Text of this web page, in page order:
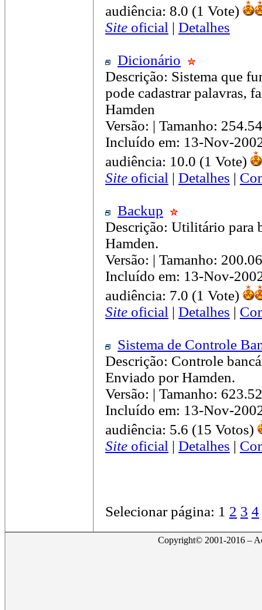
audiência: 8.0 (1 Vote)
Site oficial | Detalhes
Dicionário
Descrição: Sistema que
pode cadastrar palavras,
Hamden
Versão: | Tamanho:
Incluído em: 13-Nov-
audiência: 10.0 (1 Vote)
Site oficial | Detalhes |
Backup
Descrição: Utilitário para
Hamden.
Versão: | Tamanho:
Incluído em: 13-Nov-
audiência: 7.0 (1 Vote)
Site oficial | Detalhes |
Sistema de Controle
Descrição: Controle
Enviado por Hamden.
Versão: | Tamanho:
Incluído em: 13-Nov-
audiência: 5.6 (15 Votos)
Site oficial | Detalhes |
Selecionar página: 1 2 3 4
Copyright© 2001-2016 –